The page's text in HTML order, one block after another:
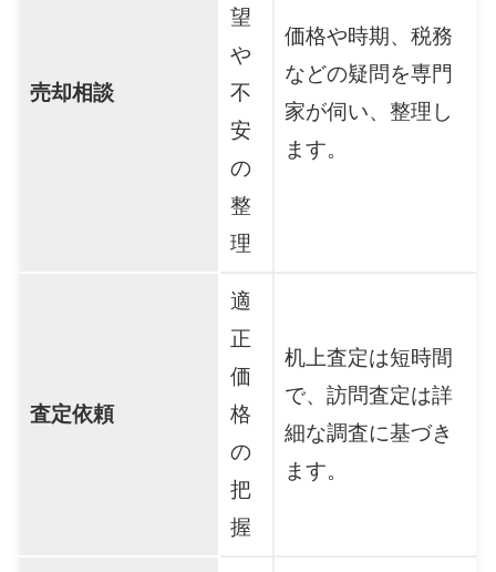
売却相談
望
や
不
安
の
整
理
価格や時期、税務
などの疑問を専門
家が伺い、整理し
ます。
査定依頼
適
正
価
格
の
把
握
机上査定は短時間
で、訪問査定は詳
細な調査に基づき
ます。